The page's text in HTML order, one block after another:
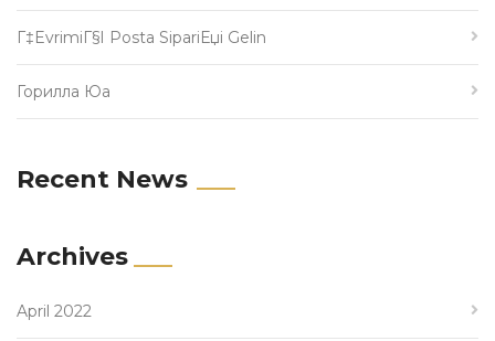
Г‡evrimiГ§i Posta SipariЕџi Gelin
Горилла Юа
Recent News
Archives
April 2022